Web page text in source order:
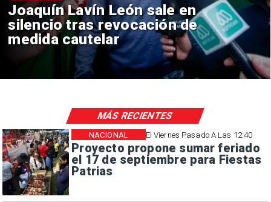
Joaquín Lavín León sale en
silencio tras revocación de
medida cautelar
El Viernes Pasado A Las 12:40
Proyecto propone sumar feriado
el 17 de septiembre para Fiestas
Patrias
NACIONAL
MÁS RECIENTES